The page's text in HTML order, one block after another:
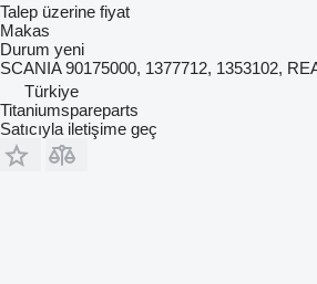
Talep üzerine fiyat
Makas
Durum yeni
SCANIA 90175000, 1377712, 1353102,
Türkiye
Titaniumspareparts
Satıcıyla iletişime geç